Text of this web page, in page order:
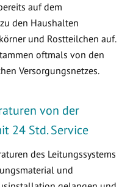
auf dem
den Haushalten
und Rostteilchen auf.
oftmals von den
Versorgungsnetzes.
von der
24 Std. Service
des Leitungssystems
und